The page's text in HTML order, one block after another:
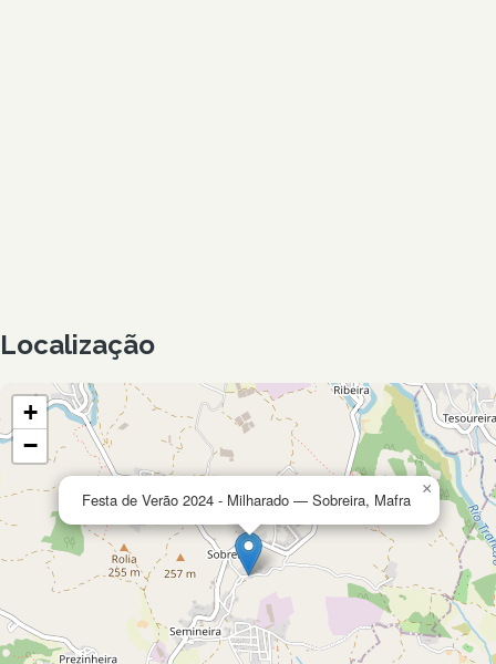
Localização
Festa de Verão 2024 - Milharado — Sobreira, Mafra
×
+
−